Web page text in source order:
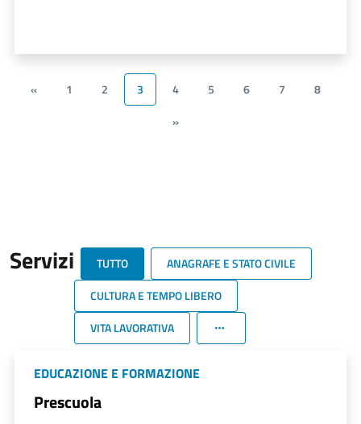
« 1 2 3 4 5 6 7
8
»
Servizi TUTTO
ANAGRAFE E STATO CIVILE
CULTURA E TEMPO LIBERO
VITA LAVORATIVA
EDUCAZIONE E FORMAZIONE
Prescuola